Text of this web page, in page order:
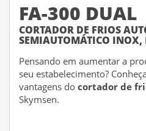
FA-300 DUAL
CORTADOR DE FRIOS
SEMIAUTOMÁTICO
Pensando em aumentar a
seu estabelecimento?
vantagens do cortador de
Skymsen.